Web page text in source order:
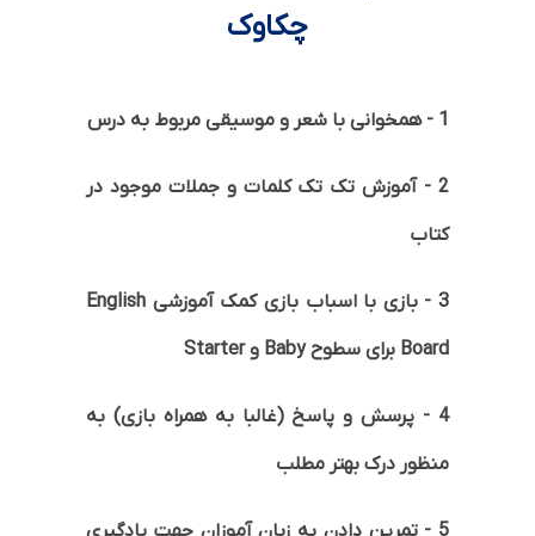
چکاوک
1 - همخوانی با شعر و موسیقی مربوط به درس
2 - آموزش تک تک کلمات و جملات موجود در
کتاب
3 - بازی با اسباب بازی کمک آموزشی English
Board برای سطوح Baby و Starter
4 - پرسش و پاسخ (غالبا به همراه بازی) به
منظور درک بهتر مطلب
5 - تمرین دادن به زبان آموزان جهت یادگیری